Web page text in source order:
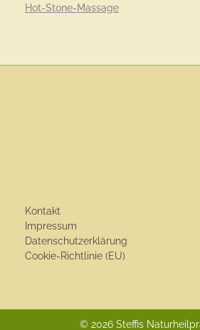
Hot-Stone-Massage
Kontakt
Impressum
Datenschutzerklärung
Cookie-Richtlinie (EU)
© 2026 Steffis